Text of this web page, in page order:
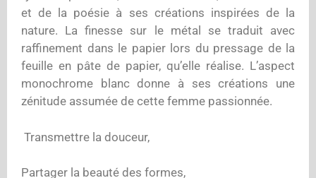
et de la poésie à ses créations inspirées de la
nature. La finesse sur le métal se traduit avec
raffinement dans le papier lors du pressage de la
feuille en pâte de papier, qu’elle réalise. L’aspect
monochrome blanc donne à ses créations une
zénitude assumée de cette femme passionnée.
Transmettre la douceur,
Partager la beauté des formes,